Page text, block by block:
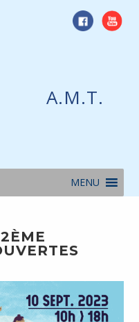
A.M.T.
MENU